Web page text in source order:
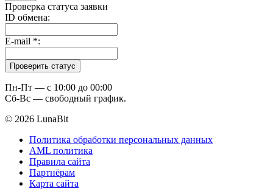
Проверка статуса заявки
ID обмена:
E-mail *:
Пн-Пт — c 10:00 до 00:00
Сб-Вс — свободный график.
© 2026 LunaBit
Политика обработки персональных данных
AML политика
Правила сайта
Партнёрам
Карта сайта